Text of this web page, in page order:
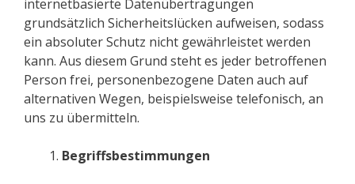
internetbasierte Datenübertragungen
grundsätzlich Sicherheitslücken aufweisen, sodass
ein absoluter Schutz nicht gewährleistet werden
kann. Aus diesem Grund steht es jeder betroffenen
Person frei, personenbezogene Daten auch auf
alternativen Wegen, beispielsweise telefonisch, an
uns zu übermitteln.
Begriffsbestimmungen